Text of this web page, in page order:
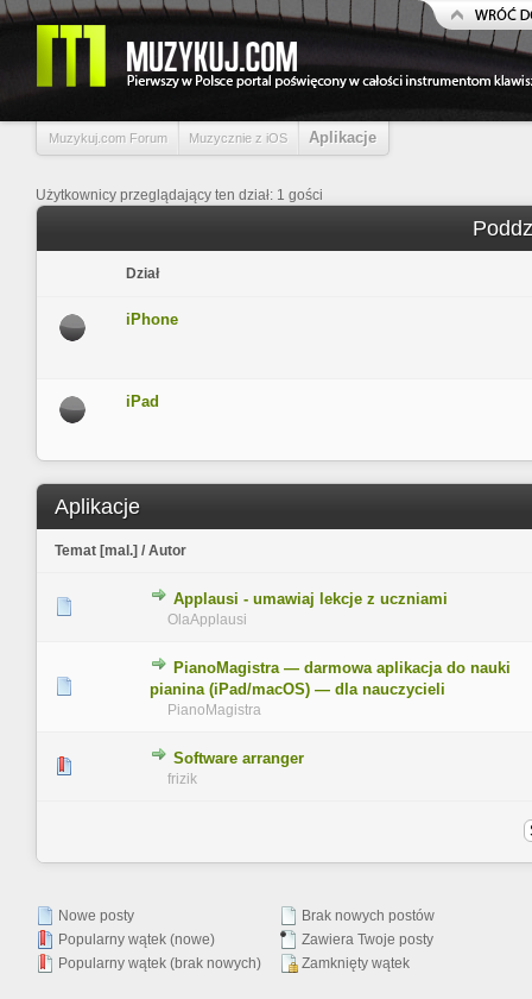
Muzykuj.com Forum Muzycznie z iOS Aplikacje
Użytkownicy przeglądający ten dział: 1 gości
Dział
iPhone
iPad
Aplikacje
Temat [mal.] / Autor
Applausi - umawiaj lekcje z uczniami
OlaApplausi
0 głosów - średnia ocena: 0 na 5 gwiazdek
123 45
PianoMagistra — darmowa aplikacja do nauki
pianina (iPad/macOS) — dla nauczycieli
PianoMagistra
0 głosów - średnia ocena: 0 na 5 gwiazdek
12345
Software arranger
frizik
0 głosów - średnia ocena: 0 na 5 gwiazdek
123 45
Nowe posty
Popularny wątek (nowe)
Popularny wątek (brak nowych)
Brak nowych postów
Zawiera Twoje posty
Zamknięty wątek